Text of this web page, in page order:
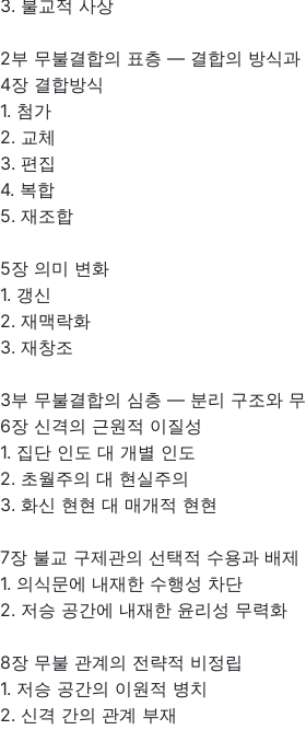
3. 불교적 사상
2부 무불결합의 표층 ― 결합의 방식과
4장 결합방식
1. 첨가
2. 교체
3. 편집
4. 복합
5. 재조합
5장 의미 변화
1. 갱신
2. 재맥락화
3. 재창조
3부 무불결합의 심층 ― 분리 구조와
6장 신격의 근원적 이질성
1. 집단 인도 대 개별 인도
2. 초월주의 대 현실주의
3. 화신 현현 대 매개적 현현
7장 불교 구제관의 선택적 수용과 배제
1. 의식문에 내재한 수행성 차단
2. 저승 공간에 내재한 윤리성 무력화
8장 무불 관계의 전략적 비정립
1. 저승 공간의 이원적 병치
2. 신격 간의 관계 부재